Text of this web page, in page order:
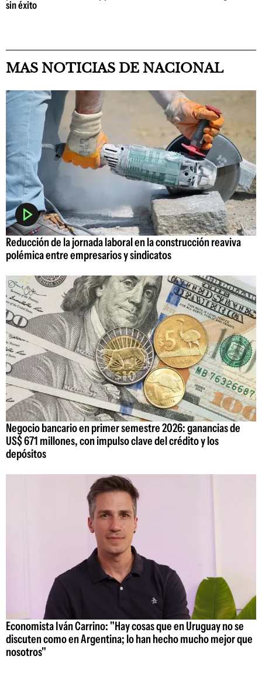
sin éxito
MAS NOTICIAS DE NACIONAL
Reducción de la jornada laboral en la construcción reaviva
polémica entre empresarios y sindicatos
Negocio bancario en primer semestre 2026: ganancias de
US$ 671 millones, con impulso clave del crédito y los
depósitos
Economista Iván Carrino: "Hay cosas que en Uruguay no se
discuten como en Argentina; lo han hecho mucho mejor que
nosotros"